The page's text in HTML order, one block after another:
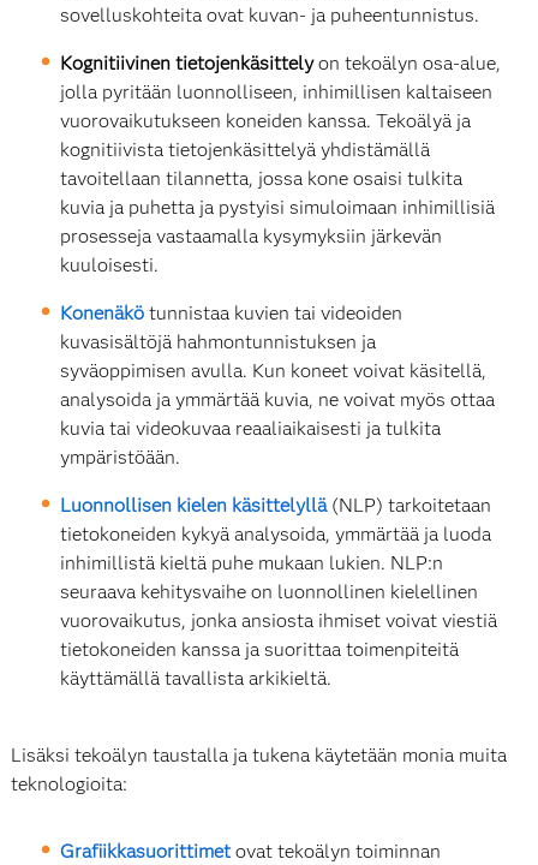
sovelluskohteita ovat kuvan- ja puheentunnistus.
Kognitiivinen tietojenkäsittelyon tekoälyn osa-alue,
jolla pyritään luonnolliseen, inhimillisen kaltaiseen
vuorovaikutukseen koneiden kanssa. Tekoälyä ja
kognitiivista tietojenkäsittelyä yhdistämällä
tavoitellaan tilannetta, jossa kone osaisi tulkita
kuvia ja puhetta ja pystyisi simuloimaan inhimillisiä
prosesseja vastaamalla kysymyksiin järkevän
kuuloisesti.
Konenäkö tunnistaa kuvien tai videoiden
kuvasisältöjä hahmontunnistuksen ja
syväoppimisen avulla. Kun koneet voivat käsitellä,
analysoida ja ymmärtää kuvia, ne voivat myös ottaa
kuvia tai videokuvaa reaaliaikaisesti ja tulkita
ympäristöään.
Luonnollisen kielen käsittelyllä (NLP) tarkoitetaan
tietokoneiden kykyä analysoida, ymmärtää ja luoda
inhimillistä kieltä puhe mukaan lukien. NLP:n
seuraava kehitysvaihe on luonnollinen kielellinen
vuorovaikutus, jonka ansiosta ihmiset voivat viestiä
tietokoneiden kanssa ja suorittaa toimenpiteitä
käyttämällä tavallista arkikieltä.
Lisäksi tekoälyn taustalla ja tukena käytetään monia muita
teknologioita:
Grafiikkasuorittimetovat tekoälyn toiminnan